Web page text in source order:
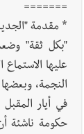
=======
* مقدمة
"بكل ثقة"
عليها
النجمة،
في أيار
حكومة ناشئة